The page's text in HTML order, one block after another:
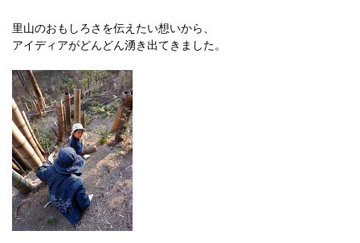
里山のおもしろさを伝えたい想いから、
アイディアがどんどん湧き出てきました。